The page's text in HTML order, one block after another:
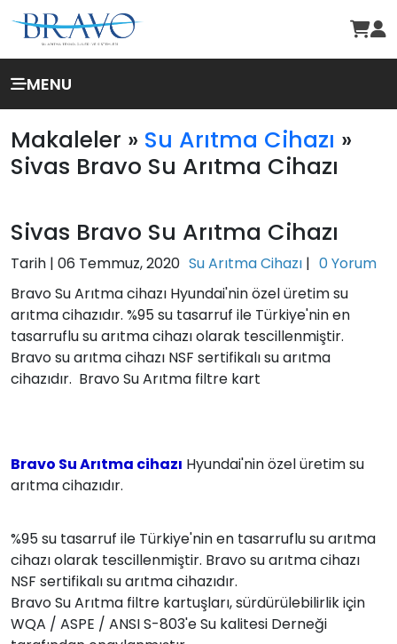
MENU
Makaleler » Su Arıtma Cihazı »
Sivas Bravo Su Arıtma Cihazı
Sivas Bravo Su Arıtma Cihazı
Tarih | 06 Temmuz, 2020 Su Arıtma Cihazı | 0 Yorum
Bravo Su Arıtma cihazı Hyundai'nin özel üretim su
arıtma cihazıdır. %95 su tasarruf ile Türkiye'nin en
tasarruflu su arıtma cihazı olarak tescillenmiştir.
Bravo su arıtma cihazı NSF sertifikalı su arıtma
cihazıdır. Bravo Su Arıtma filtre kart
Bravo Su Arıtma cihazı Hyundai'nin özel üretim su
arıtma cihazıdır.
%95 su tasarruf ile Türkiye'nin en tasarruflu su arıtma
cihazı olarak tescillenmiştir. Bravo su arıtma cihazı
NSF sertifikalı su arıtma cihazıdır.
Bravo Su Arıtma filtre kartuşları, sürdürülebilirlik için
WQA / ASPE / ANSI S-803'e Su kalitesi Derneği